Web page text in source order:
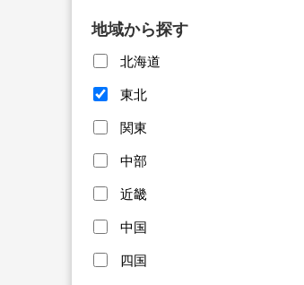
地域から探す
北海道
東北
関東
中部
近畿
中国
四国